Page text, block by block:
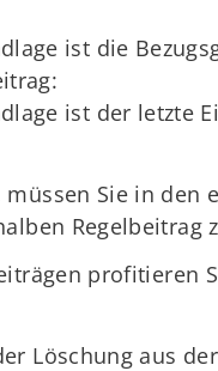
ist die
ist der letzte
Sie in
Regelbeitrag
profitieren
Löschung aus